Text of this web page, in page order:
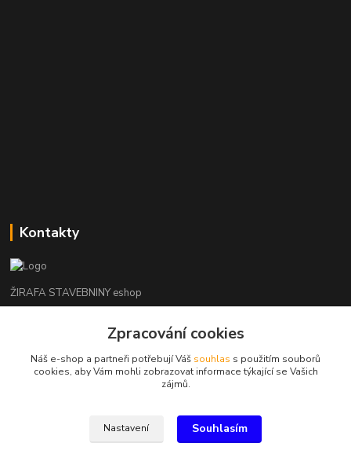
Kontakty
ŽIRAFA STAVEBNINY eshop
+420 312 685 342
kladno@zirafa-stavebniny.cz
Zpracování cookies
Náš e-shop a partneři potřebují Váš souhlas s použitím souborů
cookies, aby Vám mohli zobrazovat informace týkající se Vašich
zájmů.
Nastavení Souhlasím